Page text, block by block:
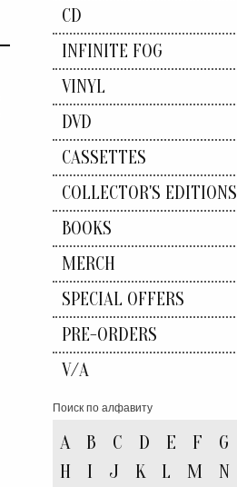
CD
INFINITE FOG
VINYL
DVD
CASSETTES
COLLECTOR'S EDITIONS
BOOKS
MERCH
SPECIAL OFFERS
PRE-ORDERS
V/A
Поиск по алфавиту
A B C D E F
G
H
I J K L M
N